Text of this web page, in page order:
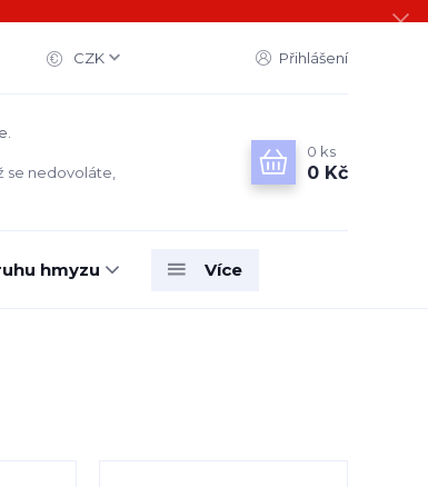
CZK Přihlášení
se nedovoláte,
0 ks
0 Kč
hmyzu Více